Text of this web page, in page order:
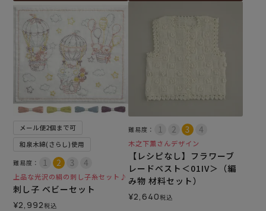
メール便2個まで可
和泉木綿(さらし)使用
難易度：
上品な光沢の絹の刺し子糸セット♪
刺し子 ベビーセット
¥2,992税込
難易度：
木之下薫さんデザイン
【レシピなし】フラワーブ
レードベスト＜01IV＞（編
み物 材料セット）
¥2,640税込